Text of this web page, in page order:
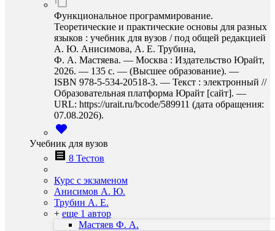
Функциональное программирование.
Теоретические и практические основы для разных
языков : учебник для вузов / под общей редакцией
А. Ю. Анисимова, А. Е. Трубина,
Ф. А. Мастяева. — Москва : Издательство Юрайт,
2026. — 135 с. — (Высшее образование). —
ISBN 978-5-534-20518-3. — Текст : электронный //
Образовательная платформа Юрайт [сайт]. —
URL: https://urait.ru/bcode/589911 (дата обращения:
07.08.2026).
Учебник для вузов
8 Тестов
Курс с экзаменом
Анисимов А. Ю.
Трубин А. Е.
+ еще 1 автор
Мастяев Ф. А.